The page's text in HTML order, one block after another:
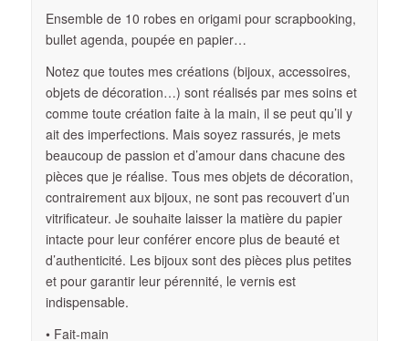
Ensemble de 10 robes en origami pour scrapbooking,
bullet agenda, poupée en papier…
Notez que toutes mes créations (bijoux, accessoires,
objets de décoration…) sont réalisés par mes soins et
comme toute création faite à la main, il se peut qu’il y
ait des imperfections. Mais soyez rassurés, je mets
beaucoup de passion et d’amour dans chacune des
pièces que je réalise. Tous mes objets de décoration,
contrairement aux bijoux, ne sont pas recouvert d’un
vitrificateur. Je souhaite laisser la matière du papier
intacte pour leur conférer encore plus de beauté et
d’authenticité. Les bijoux sont des pièces plus petites
et pour garantir leur pérennité, le vernis est
indispensable.
• Fait-main